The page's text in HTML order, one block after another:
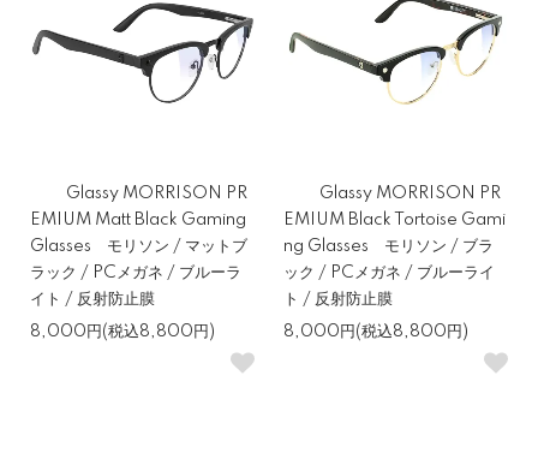
Glassy MORRISON PR
EMIUM Matt Black Gaming
Glasses モリソン / マットブ
ラック / PCメガネ / ブルーラ
イト / 反射防止膜
8,000円(税込8,800円)
Glassy MORRISON PR
EMIUM Black Tortoise Gami
ng Glasses モリソン / ブラ
ック / PCメガネ / ブルーライ
ト / 反射防止膜
8,000円(税込8,800円)